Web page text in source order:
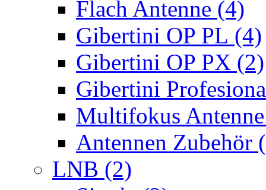
Flach Antenne (4)
Gibertini OP PL (4)
Gibertini OP PX (2)
Gibertini
Multifokus
Antennen Zubehör
LNB (2)